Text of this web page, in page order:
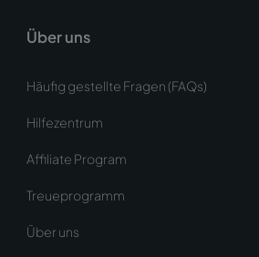
Über uns
Häufig gestellte Fragen (FAQs)
Hilfezentrum
Affiliate Program
Treueprogramm
Über uns